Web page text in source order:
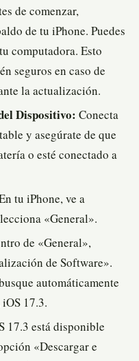
de comenzar,
de tu iPhone. Puedes
computadora. Esto
seguros en caso de
la actualización.
Dispositivo: Conecta
y asegúrate de que
o esté conectado a
tu iPhone, ve a
«General».
de «General»,
de Software».
automáticamente
17.3.
17.3 está disponible
«Descargar e